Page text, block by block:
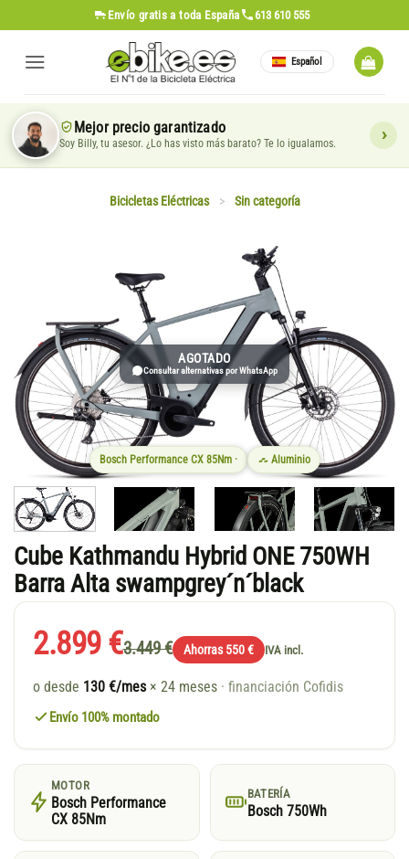
al
contenido
Envío gratis a toda España 613 610 555
Español
Mejor precio garantizado
Soy Billy, tu asesor. ¿Lo has visto más barato? Te lo igualamos.
Bicicletas Eléctricas > Sin categoría
AGOTADO
Consultar alternativas por WhatsApp
Bosch Performance CX 85Nm · Aluminio
Cube Kathmandu Hybrid ONE 750WH
Barra Alta swampgrey´n´black
2.899 €3.449 € Ahorras 550 € IVA incl.
o desde 130 €/mes × 24 meses · financiación Cofidis
Envío 100% montado
MOTOR
Bosch Performance
CX 85Nm
BATERÍA
Bosch 750Wh